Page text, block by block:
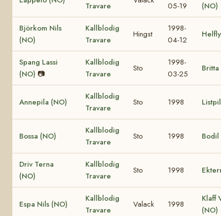
Travare
05-19
(NO)
Björkom Nils
(NO)
Kallblodig
Travare
Hingst
1998-
04-12
Spang Lassi
(NO) 📷
Kallblodig
Travare
Sto
1998-
03-25
Annepila (NO)
Kallblodig
Travare
Sto 1998
Bossa (NO)
Kallblodig
Travare
Sto 1998
Driv Terna
(NO)
Kallblodig
Travare
Sto 1998
Espa Nils (NO)
Kallblodig
Travare
Valack 1998
Klaff
(NO)